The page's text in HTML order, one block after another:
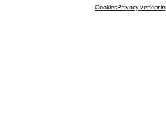
CookiesPrivacy